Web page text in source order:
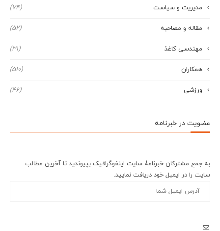
مدیریت و سیاست (74)
مقاله و مصاحبه (52)
مهندسی کاغذ (31)
همکاران (510)
ورزشی (46)
عضویت در خبرنامه
به جمع مشترکان خبرنامۀ سایت اینفوگرافیک بپیوندید تا آخرین مطالب
سایت را در ایمیل خود دریافت نمایید.